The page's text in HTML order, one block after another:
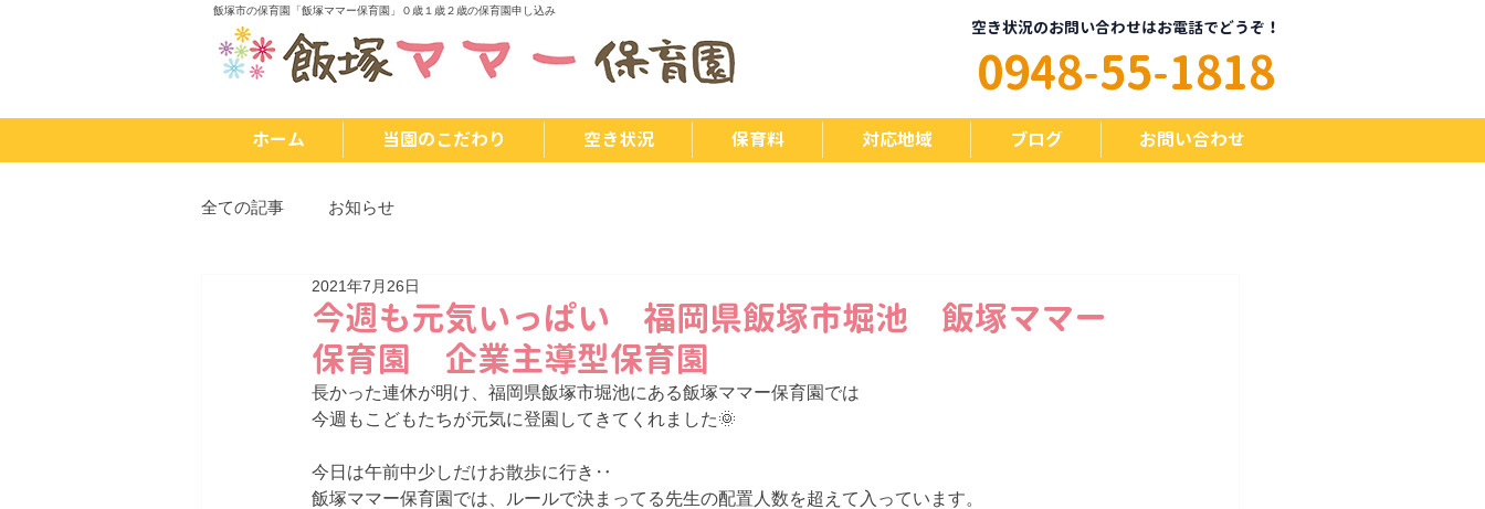
飯塚市の保育園「飯塚ママー保育園」０歳１歳２歳の保育園申し込み
空き状況のお問い合わせはお電話でどうぞ！
0948-55-1818
ホーム 当園のこだわり 空き状況 保育料 対応地域 ブログ お問い合わせ
全ての記事 お知らせ
今週も元気いっぱい 福岡県飯塚市堀池 飯塚ママー
保育園 企業主導型保育園
2021年7月26日
長かった連休が明け、福岡県飯塚市堀池にある飯塚ママー保育園では
今週もこどもたちが元気に登園してきてくれました🌞
今日は午前中少しだけお散歩に行き‥
飯塚ママー保育園では、ルールで決まってる先生の配置人数を超えて入っています。